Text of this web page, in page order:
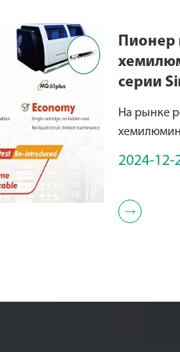
Пионер
серии
На рынке
упаковке,
2024-12-
